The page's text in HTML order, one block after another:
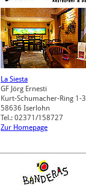
La Siesta
GF Jörg Ernesti
Kurt-Schumacher-Ring 1-3
58636 Iserlohn
Tel.: 02371/158727
Zur Homepage